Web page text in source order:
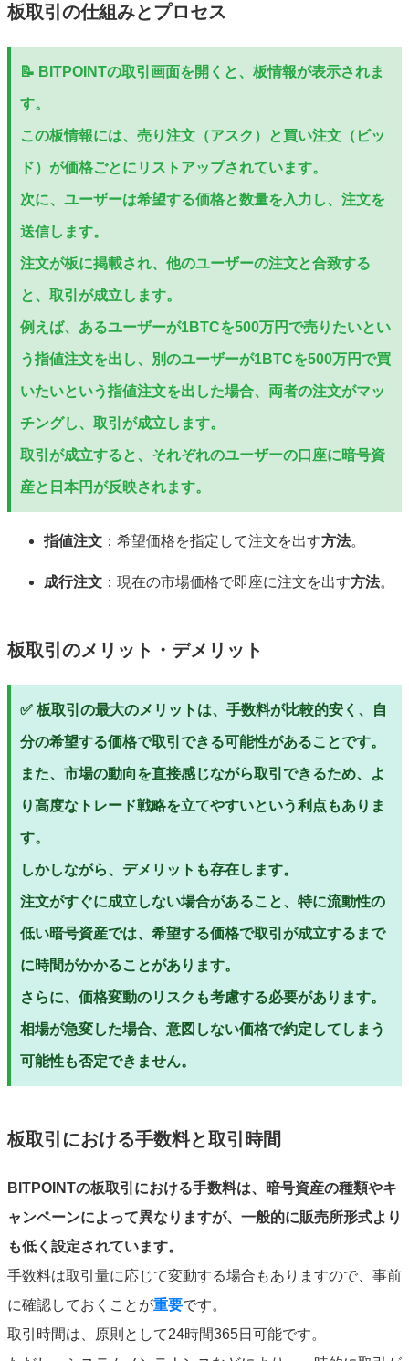
板取引の仕組みとプロセス
📝 BITPOINTの取引画面を開くと、板情報が表示されま
す。
この板情報には、売り注文（アスク）と買い注文（ビッ
ド）が価格ごとにリストアップされています。
次に、ユーザーは希望する価格と数量を入力し、注文を
送信します。
注文が板に掲載され、他のユーザーの注文と合致する
と、取引が成立します。
例えば、あるユーザーが1BTCを500万円で売りたいとい
う指値注文を出し、別のユーザーが1BTCを500万円で買
いたいという指値注文を出した場合、両者の注文がマッ
チングし、取引が成立します。
取引が成立すると、それぞれのユーザーの口座に暗号資
産と日本円が反映されます。
指値注文 ：希望価格を指定して注文を出す方法。
成行注文 ：現在の市場価格で即座に注文を出す方法。
板取引のメリット・デメリット
✅ 板取引の最大のメリットは、手数料が比較的安く、自
分の希望する価格で取引できる可能性があることです。
また、市場の動向を直接感じながら取引できるため、よ
り高度なトレード戦略を立てやすいという利点もありま
す。
しかしながら、デメリットも存在します。
注文がすぐに成立しない場合があること、特に流動性の
低い暗号資産では、希望する価格で取引が成立するまで
に時間がかかることがあります。
さらに、価格変動のリスクも考慮する必要があります。
相場が急変した場合、意図しない価格で約定してしまう
可能性も否定できません。
板取引における手数料と取引時間
BITPOINTの板取引における手数料は、暗号資産の種類やキ
ャンペーンによって異なりますが、一般的に販売所形式より
も低く設定されています。
手数料は取引量に応じて変動する場合もありますので、事前
に確認しておくことが重要です。
取引時間は、原則として24時間365日可能です。